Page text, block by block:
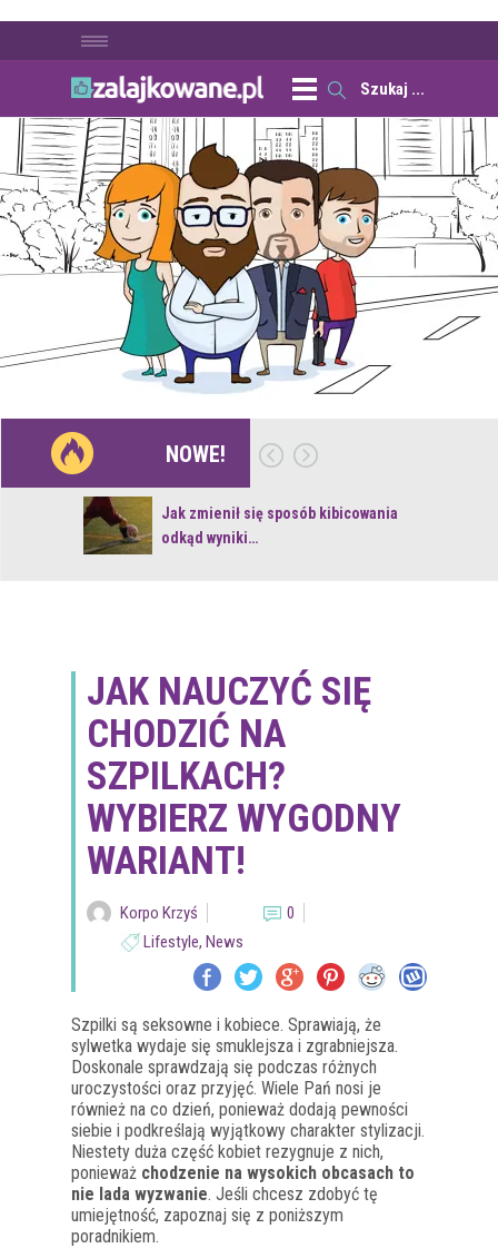
NOWE!
Jak zmienił się sposób kibicowania
odkąd wyniki…
JAK NAUCZYĆ SIĘ
CHODZIĆ NA
SZPILKACH?
WYBIERZ WYGODNY
WARIANT!
Korpo Krzyś
0
Lifestyle, News
Szpilki są seksowne i kobiece. Sprawiają, że
sylwetka wydaje się smuklejsza i zgrabniejsza.
Doskonale sprawdzają się podczas różnych
uroczystości oraz przyjęć. Wiele Pań nosi je
również na co dzień, ponieważ dodają pewności
siebie i podkreślają wyjątkowy charakter stylizacji.
Niestety duża część kobiet rezygnuje z nich,
ponieważ chodzenie na wysokich obcasach to
nie lada wyzwanie. Jeśli chcesz zdobyć tę
umiejętność, zapoznaj się z poniższym
poradnikiem.